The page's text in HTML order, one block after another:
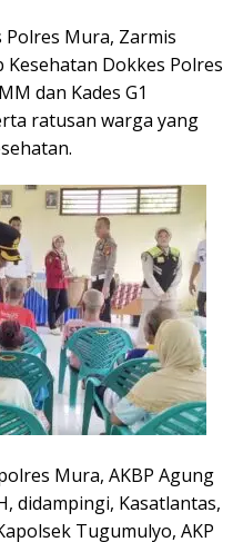
Polres Mura, Zarmis
Kesehatan Dokkes Polres
dan Kades G1
ratusan warga yang
Mura, AKBP Agung
didampingi, Kasatlantas,
Tugumulyo, AKP